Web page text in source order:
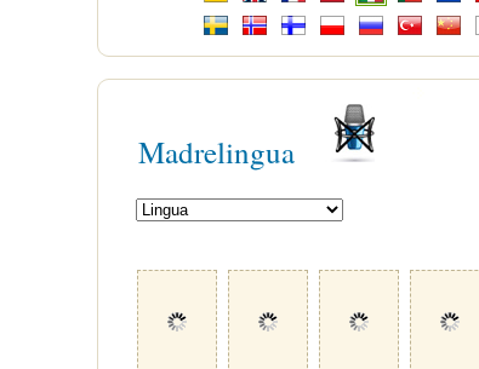
Madrelingua